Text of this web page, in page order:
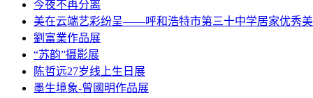
今夜不再分离
美在云端艺彩纷呈——呼和浩特市第三十中学居家优秀
劉富業作品展
“苏韵”摄影展
陈哲远27岁线上生日展
墨生境象-曾國明作品展